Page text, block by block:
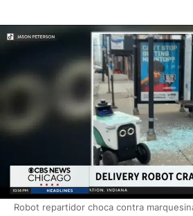
Robot repartidor choca contra